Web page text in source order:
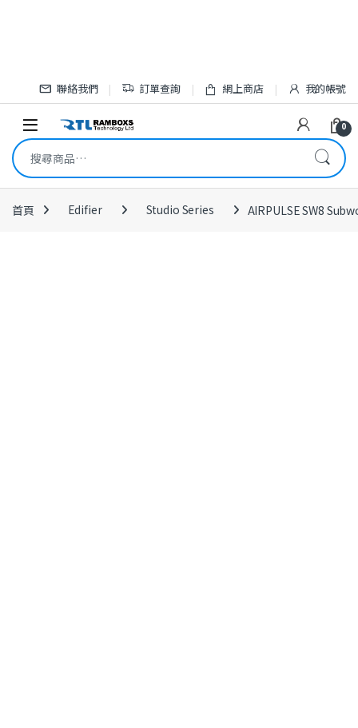
Skip to navigation
Skip to content
聯絡我們 訂單查詢 網上商店 我的帳號
Open 0
搜尋關鍵字:
首頁 Edifier Studio Series AIRPULSE SW8